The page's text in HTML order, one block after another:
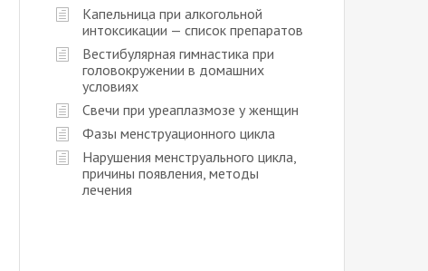
Капельница при алкогольной
интоксикации — список препаратов
Вестибулярная гимнастика при
головокружении в домашних
условиях
Свечи при уреаплазмозе у женщин
Фазы менструационного цикла
Нарушения менструального цикла,
причины появления, методы
лечения